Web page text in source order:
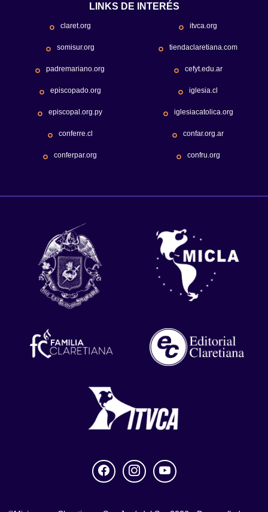
LINKS DE INTERÉS
claret.org itvca.org
somisur.org tiendaclaretiana.com
padremariano.org cefyt.edu.ar
episcopado.org iglesia.cl
episcopal.org.py iglesiacatolica.org
conferre.cl confar.org.ar
conferpar.org confru.org